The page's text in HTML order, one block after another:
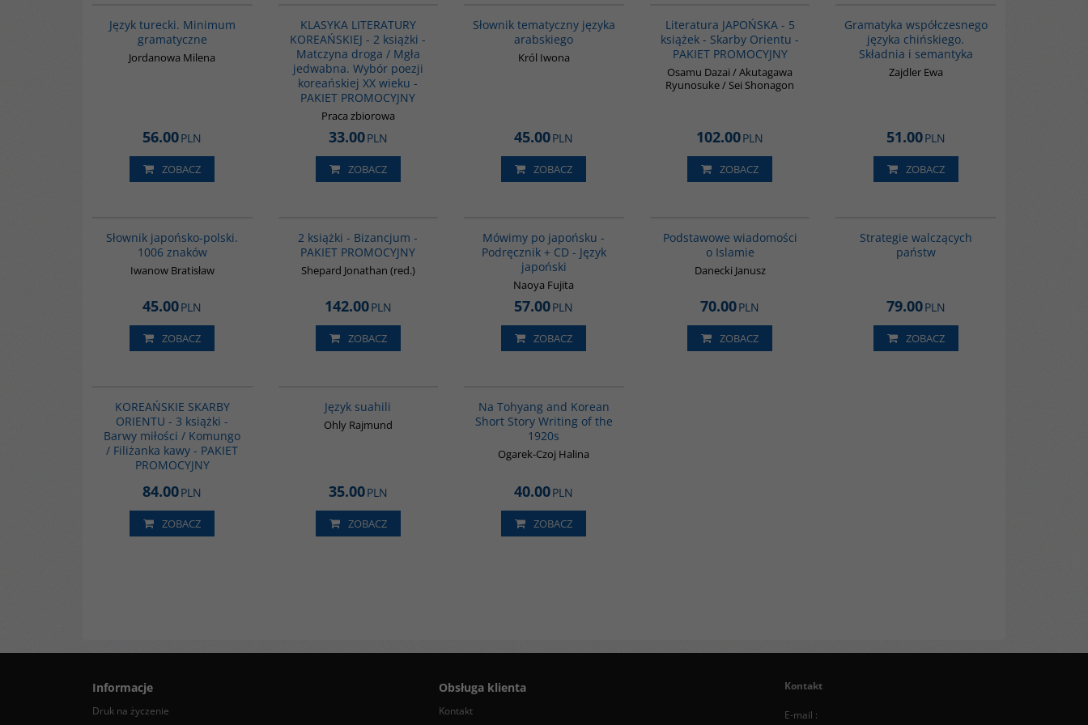
Język turecki. Minimum
gramatyczne
Jordanowa Milena
56.00PLN
ZOBACZ
KLASYKA LITERATURY
KOREAŃSKIEJ - 2 książki -
Matczyna droga / Mgła
jedwabna. Wybór poezji
koreańskiej XX wieku -
PAKIET PROMOCYJNY
Praca zbiorowa
33.00PLN
ZOBACZ
Słownik tematyczny języka
arabskiego
Król Iwona
45.00PLN
ZOBACZ
Literatura JAPOŃSKA - 5
książek - Skarby Orientu -
PAKIET PROMOCYJNY
Osamu Dazai / Akutagawa
Ryunosuke / Sei Shonagon
102.00PLN
ZOBACZ
Gramatyka współczesnego
języka chińskiego.
Składnia i semantyka
Zajdler Ewa
51.00PLN
ZOBACZ
Słownik japońsko-polski.
1006 znaków
Iwanow Bratisław
45.00PLN
ZOBACZ
2 książki - Bizancjum -
PAKIET PROMOCYJNY
Shepard Jonathan (red.)
142.00PLN
ZOBACZ
Mówimy po japońsku -
Podręcznik + CD - Język
japoński
Naoya Fujita
57.00PLN
ZOBACZ
Podstawowe wiadomości
o Islamie
Danecki Janusz
70.00PLN
ZOBACZ
Strategie walczących
państw
79.00PLN
ZOBACZ
KOREAŃSKIE SKARBY
ORIENTU - 3 książki -
Barwy miłości / Komungo
/ Filiżanka kawy - PAKIET
PROMOCYJNY
84.00PLN
ZOBACZ
Język suahili
Ohly Rajmund
35.00PLN
ZOBACZ
Na Tohyang and Korean
Short Story Writing of the
1920s
Ogarek-Czoj Halina
40.00PLN
ZOBACZ
Informacje
Druk na życzenie
Obsługa klienta
Kontakt
Kontakt
E-mail :